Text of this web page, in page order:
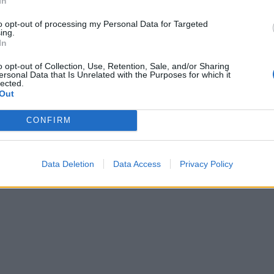
opt-out of processing my Personal Data for Targeted
opt-out of Collection, Use, Retention, Sale, and/or Sharing
Data that Is Unrelated with the Purposes for which it
CONFIRM
Data Deletion Data Access Privacy Policy
ukrainasit: Rusia
të bëjë diçka të
Trump sulmon sërish Zelenskyn: